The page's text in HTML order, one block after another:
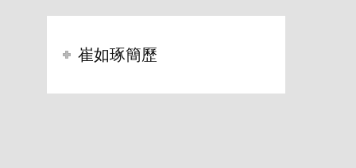
崔如琢簡歷